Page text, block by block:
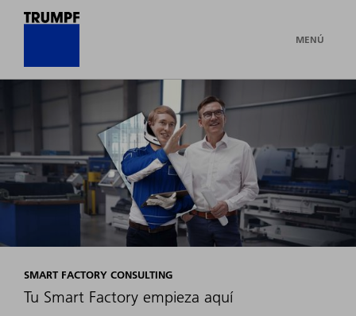
MENÚ
SMART FACTORY CONSULTING
Tu Smart Factory empieza aquí